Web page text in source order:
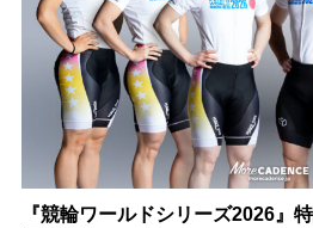
『競輪ワールドシリーズ2026』